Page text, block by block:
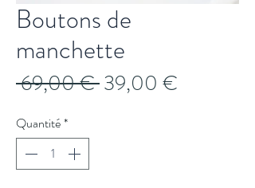
Boutons de
manchette
69,00 € Prix
39,00 €
Quantité*